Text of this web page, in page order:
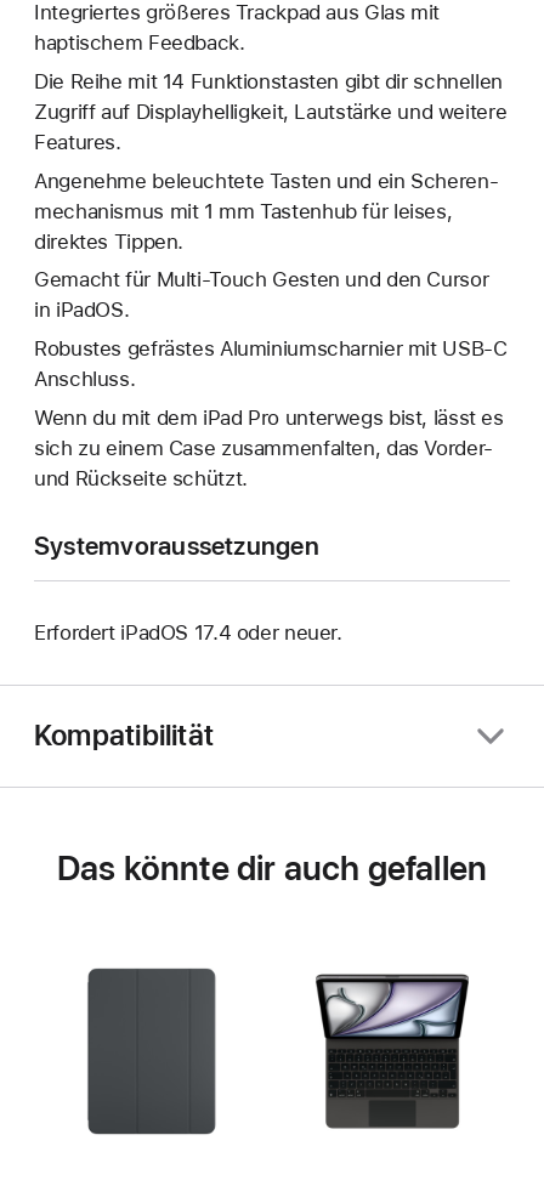
Integriertes größeres Trackpad aus Glas mit
haptischem Feedback.
Die Reihe mit 14 Funktions­tasten gibt dir schnellen
Zugriff auf Displayhelligkeit, Lautstärke und weitere
Features.
Angenehme beleuchtete Tasten und ein Scheren­
mechanismus mit 1 mm Tastenhub für leises,
direktes Tippen.
Gemacht für Multi-Touch Gesten und den Cursor
in iPadOS.
Robustes gefrästes Aluminiumscharnier mit USB‑C
Anschluss.
Wenn du mit dem iPad Pro unterwegs bist, lässt es
sich zu einem Case zusammenfalten, das Vorder‑
und Rückseite schützt.
Systemvoraussetzungen
Erfordert iPadOS 17.4 oder neuer.
Kompatibilität
Das könnte dir auch gefallen